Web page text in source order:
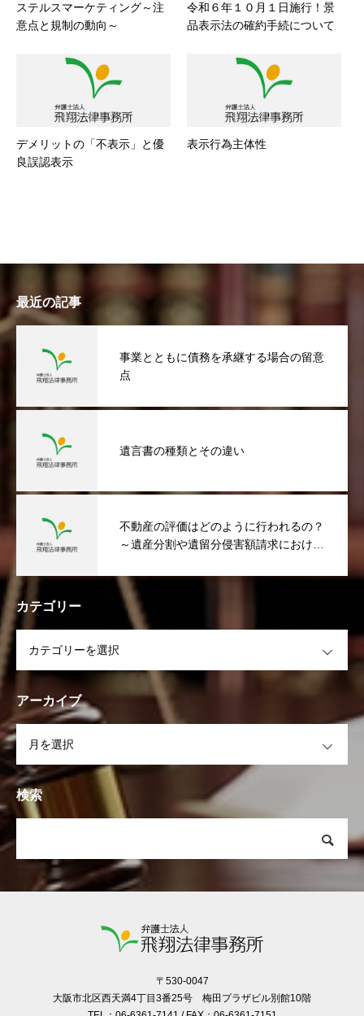
ステルスマーケティング～注
意点と規制の動向～
令和６年１０月１日施行！景
品表示法の確約手続について
デメリットの「不表示」と優
良誤認表示
表示行為主体性
最近の記事
事業とともに債務を承継する場合の留意
点
遺言書の種類とその違い
不動産の評価はどのように行われるの？
～遺産分割や遺留分侵害額請求における
カテゴリー
アーカイブ
検索
〒530-0047
大阪市北区西天満4丁目3番25号 梅田プラザビル別館10階